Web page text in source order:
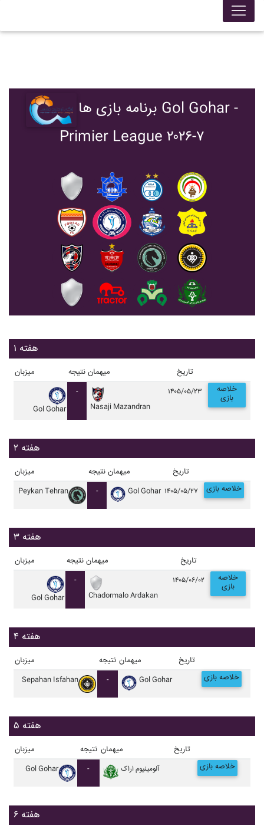
برنامه بازی ها Gol Gohar -
Primier League ۲۰۲۶-۷
هفته ۱
میزبان نتیجه میهمان تاریخ
Gol Gohar
-
Nasaji Mazandran
۱۴۰۵/۰۵/۲۳ خلاصه
بازی
هفته ۲
میزبان نتیجه میهمان تاریخ
Peykan Tehran - Gol Gohar ۱۴۰۵/۰۵/۲۷ خلاصه بازی
هفته ۳
میزبان نتیجه میهمان تاریخ
Gol Gohar
-
Chadormalo Ardakan
۱۴۰۵/۰۶/۰۲ خلاصه
بازی
هفته ۴
میزبان نتیجه میهمان تاریخ
Sepahan Isfahan - Gol Gohar خلاصه بازی
هفته ۵
میزبان نتیجه میهمان تاریخ
Gol Gohar - آلومينيوم اراک خلاصه بازی
هفته ۶